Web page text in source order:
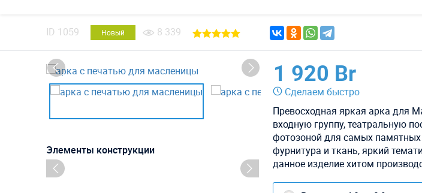
ID 1059 Новый 8 339
Элементы конструкции
1 920 Br
Сделаем быстро
Превосходная яркая арка для
входную группу, театральную
фотозоной для самых
фурнитура и ткань, яркий
данное изделие хитом